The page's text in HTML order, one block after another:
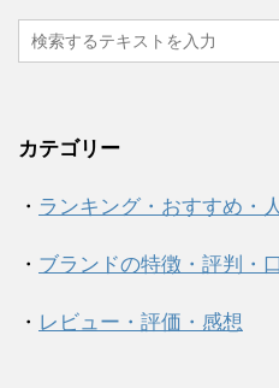
カテゴリー
・ ランキング・おすすめ・
・ ブランドの特徴・評判・
・ レビュー・評価・感想